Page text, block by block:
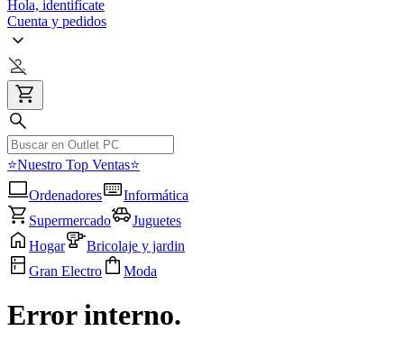
Hola, identifícate
Cuenta y pedidos
⭐Nuestro Top Ventas⭐
Ordenadores
Informática
Supermercado
Juguetes
Hogar
Bricolaje y jardin
Gran Electro
Moda
Error interno.